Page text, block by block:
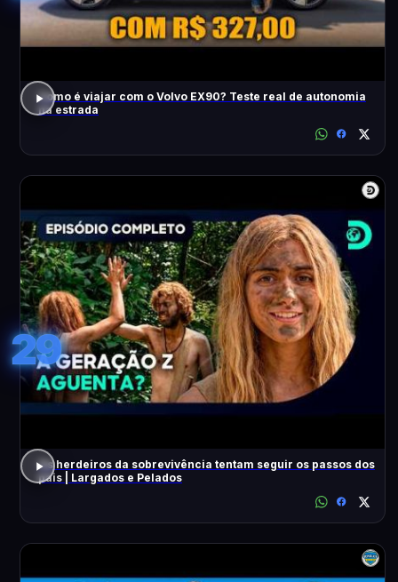
Como é viajar com o Volvo EX90? Teste real de autonomia
na estrada
29
Os herdeiros da sobrevivência tentam seguir os passos dos
pais | Largados e Pelados